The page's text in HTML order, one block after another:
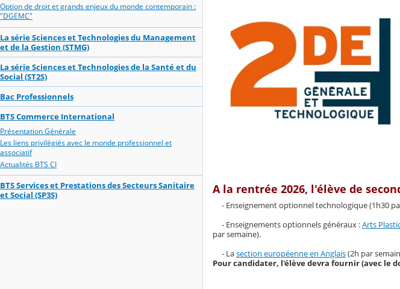
Option de droit et grands enjeux du monde contemporain :
"DGEMC"
La série Sciences et Technologies du Management
et de la Gestion (STMG)
La série Sciences et Technologies de la Santé et du
Social (ST2S)
Bac Professionnels
BTS Commerce International
Présentation Générale
Les liens privilégiés avec le monde professionnel et
associatif
Actualités BTS CI
BTS Services et Prestations des Secteurs Sanitaire
et Social (SP3S)
A la rentrée 2026, l'élève de
- Enseignement optionnel technologique (1h30
- Enseignements optionnels généraux :Arts
par semaine).
- Lasection européenne en Anglais(2h par
Pour candidater, l'élève devra fournir (avec le